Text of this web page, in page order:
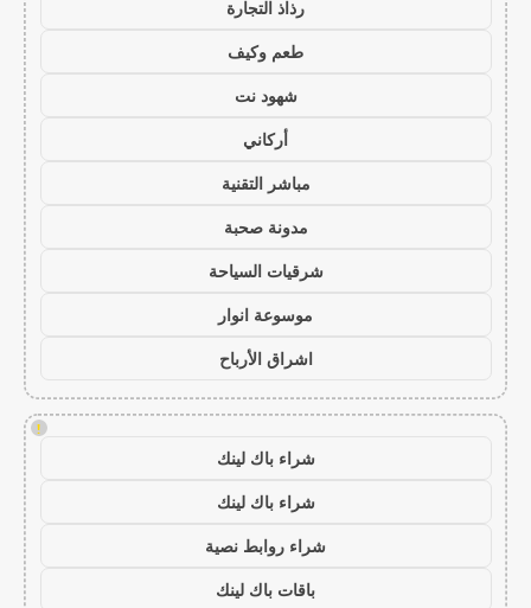
رذاذ التجارة
طعم وكيف
شهود نت
أركاني
مباشر التقنية
مدونة صحبة
شرقيات السياحة
موسوعة انوار
اشراق الأرباح
!
شراء باك لينك
شراء باك لينك
شراء روابط نصية
باقات باك لينك